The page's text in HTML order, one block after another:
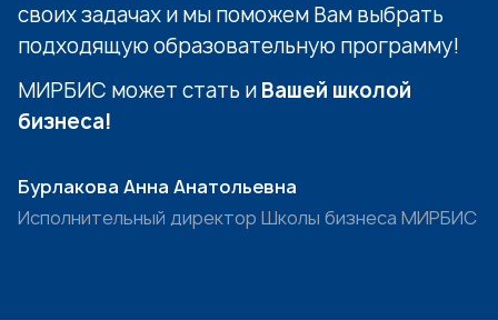
своих задачах и мы поможем Вам выбрать
подходящую образовательную программу!
МИРБИС может стать и Вашей школой
бизнеса!
Бурлакова Анна Анатольевна
Исполнительный директор Школы бизнеса МИРБИС